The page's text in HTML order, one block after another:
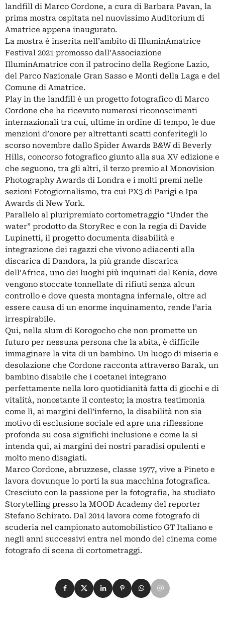
landfill di Marco Cordone, a cura di Barbara Pavan, la
prima mostra ospitata nel nuovissimo Auditorium di
Amatrice appena inaugurato.
La mostra è inserita nell’ambito di IlluminAmatrice
Festival 2021 promosso dall’Associazione
IlluminAmatrice con il patrocino della Regione Lazio,
del Parco Nazionale Gran Sasso e Monti della Laga e del
Comune di Amatrice.
Play in the landfill è un progetto fotografico di Marco
Cordone che ha ricevuto numerosi riconoscimenti
internazionali tra cui, ultime in ordine di tempo, le due
menzioni d’onore per altrettanti scatti conferitegli lo
scorso novembre dallo Spider Awards B&W di Beverly
Hills, concorso fotografico giunto alla sua XV edizione e
che seguono, tra gli altri, il terzo premio al Monovision
Photography Awards di Londra e i molti premi nelle
sezioni Fotogiornalismo, tra cui PX3 di Parigi e Ipa
Awards di New York.
Parallelo al pluripremiato cortometraggio “Under the
water” prodotto da StoryRec e con la regia di Davide
Lupinetti, il progetto documenta disabilità e
integrazione dei ragazzi che vivono adiacenti alla
discarica di Dandora, la più grande discarica
dell’Africa, uno dei luoghi più inquinati del Kenia, dove
vengono stoccate tonnellate di rifiuti senza alcun
controllo e dove questa montagna infernale, oltre ad
essere causa di un enorme inquinamento, rende l’aria
irrespirabile.
Qui, nella slum di Korogocho che non promette un
futuro per nessuna persona che la abita, è difficile
immaginare la vita di un bambino. Un luogo di miseria e
desolazione che Cordone racconta attraverso Barak, un
bambino disabile che i coetanei integrano
perfettamente nella loro quotidianità fatta di giochi e di
vitalità, nonostante il contesto; la mostra testimonia
come lì, ai margini dell’inferno, la disabilità non sia
motivo di esclusione sociale ed apre una riflessione
profonda su cosa significhi inclusione e come la si
intenda qui, ai margini dei nostri paradisi opulenti e
molto meno disagiati.
Marco Cordone, abruzzese, classe 1977, vive a Pineto e
lavora dovunque lo porti la sua macchina fotografica.
Cresciuto con la passione per la fotografia, ha studiato
Storytelling presso la MOOD Academy del reporter
Stefano Schirato. Dal 2014 lavora come fotografo di
scuderia nel campionato automobilistico GT Italiano e
negli anni successivi entra nel mondo del cinema come
fotografo di scena di cortometraggi.
Condividi su Facebook
Condividi su X
Condividi su LinkedIn
Condividi su Pinterest
Condividi su WhatsApp
Condividi su Email